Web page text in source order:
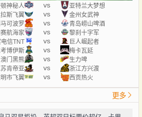
神秘人 vs
亚特兰大梦想
斯飞翼 vs
金州女武神
可波罗 vs
青岛崂山啤酒
航海家 vs
黎刹十字军
信TNT vs
巨人崛起者
博伊斯 vs
梅卡瓦延
澳门黑熊 vs
生力啤
肯帝亚 vs
浙江方兴渡
市飞翼 vs 西贡热火
更多